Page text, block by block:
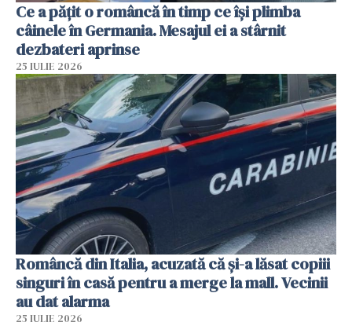
Ce a pățit o româncă în timp ce își plimba
câinele în Germania. Mesajul ei a stârnit
dezbateri aprinse
25 IULIE 2026
Româncă din Italia, acuzată că și-a lăsat copiii
singuri în casă pentru a merge la mall. Vecinii
au dat alarma
25 IULIE 2026